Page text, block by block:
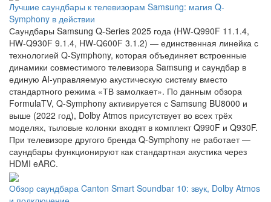
Лучшие саундбары к телевизорам Samsung: магия Q-
Symphony в действии
Саундбары Samsung Q-Series 2025 года (HW-Q990F 11.1.4,
HW-Q930F 9.1.4, HW-Q600F 3.1.2) — единственная линейка с
технологией Q-Symphony, которая объединяет встроенные
динамики совместимого телевизора Samsung и саундбар в
единую AI-управляемую акустическую систему вместо
стандартного режима «ТВ замолкает». По данным обзора
FormulaTV, Q-Symphony активируется с Samsung BU8000 и
выше (2022 год), Dolby Atmos присутствует во всех трёх
моделях, тыловые колонки входят в комплект Q990F и Q930F.
При телевизоре другого бренда Q-Symphony не работает —
саундбары функционируют как стандартная акустика через
HDMI eARC.
Обзор саундбара Canton Smart Soundbar 10: звук, Dolby Atmos